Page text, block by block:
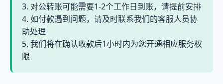
3. 对公转账可能需要1-2个工作日到账，请提前安排
4. 如付款遇到问题，请及时联系我们的客服人员协
助处理
5. 我们将在确认收款后1小时内为您开通相应服务权
限